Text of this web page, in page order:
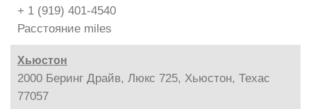
+ 1 (919) 401-4540
Расстояние miles
Хьюстон
2000 Беринг Драйв, Люкс 725, Хьюстон, Техас
77057